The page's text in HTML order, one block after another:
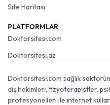
Site Haritası
PLATFORMLAR
Doktorsitesi.com
Doktorsitesi.az
Doktorsitesi.com sağlık
diş hekimleri, fizyoterapistler,
profesyonelleri ile internet